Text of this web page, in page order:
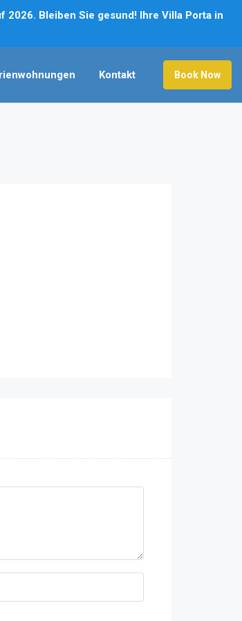
Bleiben Sie gesund! Ihre Villa Porta in
Kontakt Book Now